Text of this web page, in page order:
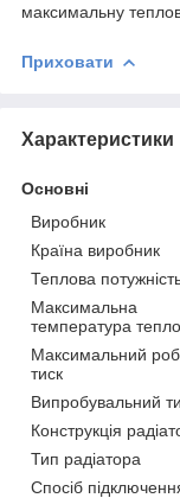
максимальну
Приховати
Характеристики
Основні
Виробник
Країна виробник
Теплова
Максимальна
температура
Максимальний
тиск
Випробувальний
Конструкція
Тип радіатора
Спосіб